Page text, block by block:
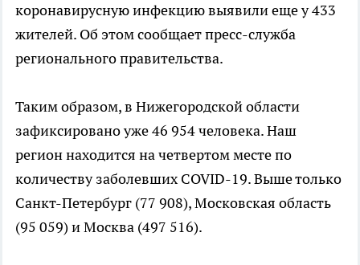
коронавирусную инфекцию выявили еще у 433
жителей. Об этом сообщает пресс-служба
регионального правительства.
Таким образом, в Нижегородской области
зафиксировано уже 46 954 человека. Наш
регион находится на четвертом месте по
количеству заболевших COVID-19. Выше только
Санкт-Петербург (77 908), Московская область
(95 059) и Москва (497 516).